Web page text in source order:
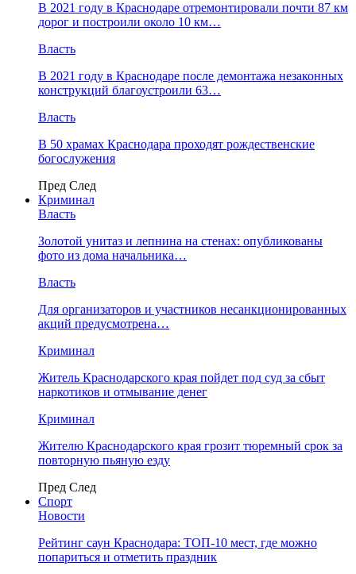
В 2021 году в Краснодаре отремонтировали почти 87 км
дорог и построили около 10 км…
Власть
В 2021 году в Краснодаре после демонтажа незаконных
конструкций благоустроили 63…
Власть
В 50 храмах Краснодара проходят рождественские
богослужения
Пред След
Криминал
Власть
​Золотой унитаз и лепнина на стенах: опубликованы
фото из дома начальника…
Власть
Для организаторов и участников несанкционированных
акций предусмотрена…
Криминал
Житель Краснодарского края пойдет под суд за сбыт
наркотиков и отмывание денег
Криминал
Жителю Краснодарского края грозит тюремный срок за
повторную пьяную езду
Пред След
Спорт
Новости
Рейтинг саун Краснодара: ТОП-10 мест, где можно
попариться и отметить праздник